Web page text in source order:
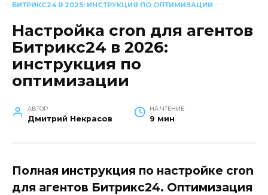
БИТРИКС24 В 2025: ИНСТРУКЦИЯ ПО ОПТИМИЗАЦИИ
Настройка cron для агентов
Битрикс24 в 2026:
инструкция по
оптимизации
АВТОР
Дмитрий Некрасов
НА ЧТЕНИЕ
9 мин
Полная инструкция по настройке cron
для агентов Битрикс24. Оптимизация